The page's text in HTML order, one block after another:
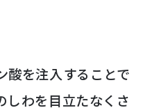
酸を注入することで
しわを目立たなくさ